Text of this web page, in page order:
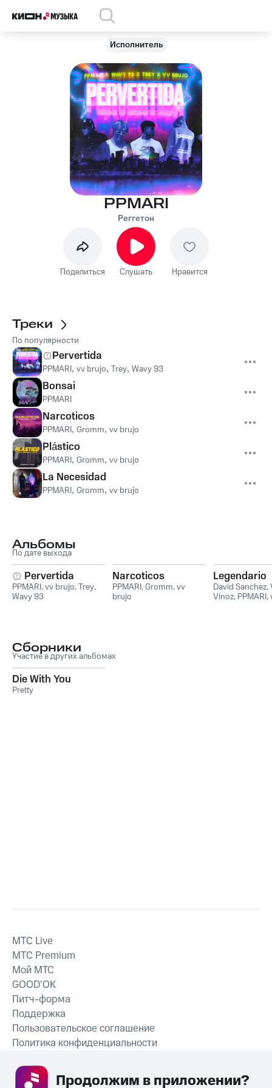
Исполнитель
PPMARI
Реггетон
Поделиться Слушать Нравится
Треки
По популярности
Pervertida
PPMARI, vv brujo, Trey, Wavy 93
Bonsai
PPMARI
Narcoticos
PPMARI, Gromm, vv brujo
Plástico
PPMARI, Gromm, vv brujo
La Necesidad
PPMARI, Gromm, vv brujo
Альбомы
По дате выхода
Pervertida
PPMARI,vv brujo,Trey,
Wavy 93
Narcoticos
PPMARI,Gromm,vv
brujo
Legendario
David Sanchez,
Vinoz, PPMARI,
Сборники
Участие в других альбомах
Die With You
Pretty
СКАЧАТЬ ПРИЛОЖЕНИЕ
MTС Live
MTС Premium
Мой МТС
GOOD’OK
Питч-форма
Поддержка
Пользовательское соглашение
Политика конфиденциальности